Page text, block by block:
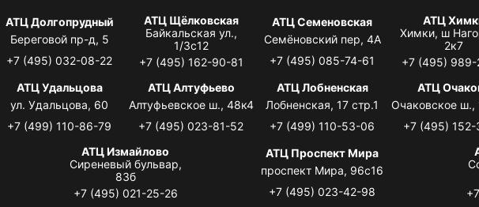
АТЦ Долгопрудный
Береговой пр-д, 5
+7 (495) 032-08-22
АТЦ Щёлковская
Байкальская ул.,
1/3с12
+7 (495) 162-90-81
АТЦ Семеновская
Семёновский пер, 4А
+7 (495) 085-74-61
АТЦ
Химки, ш
2к7
+7 (495) 989-
АТЦ Удальцова
ул. Удальцова, 60
+7 (499) 110-86-79
АТЦ Алтуфьево
Алтуфьевское ш., 48к4
+7 (495) 023-81-52
АТЦ Лобненская
Лобненская, 17 стр.1
+7 (499) 110-53-06
АТЦ
Очаковское ш.,
+7 (495) 152-
АТЦ Измайлово
Сиреневый бульвар,
83б
+7 (495) 021-25-26
АТЦ Проспект Мира
проспект Мира, 96с16
+7 (495) 023-42-98